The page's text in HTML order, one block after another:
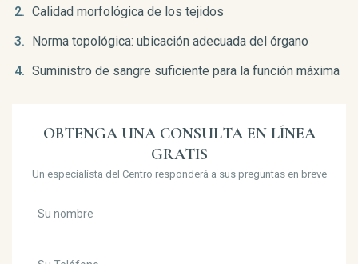
Calidad morfológica de los tejidos
Norma topológica: ubicación adecuada del órgano
Suministro de sangre suficiente para la función máxima
OBTENGA UNA CONSULTA EN LÍNEA
GRATIS
Un especialista del Centro responderá a sus preguntas en breve